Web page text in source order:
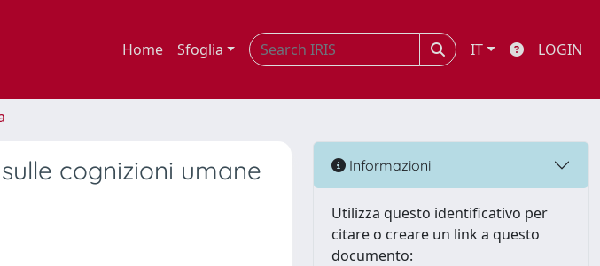
Home Sfoglia IT LOGIN
cognizioni umane
Informazioni
Utilizza questo identificativo per
citare o creare un link a questo
documento: